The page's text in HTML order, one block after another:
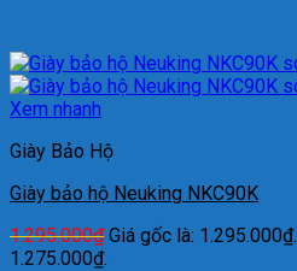
Xem nhanh
Giày Bảo Hộ
Giày bảo hộ Neuking NKC90K
1.295.000₫ Giá gốc là: 1.295.000₫.
1.275.000₫.